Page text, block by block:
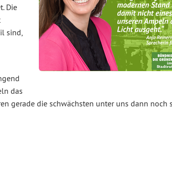
Die
sind,
das
gerade die schwächsten unter uns dann noch